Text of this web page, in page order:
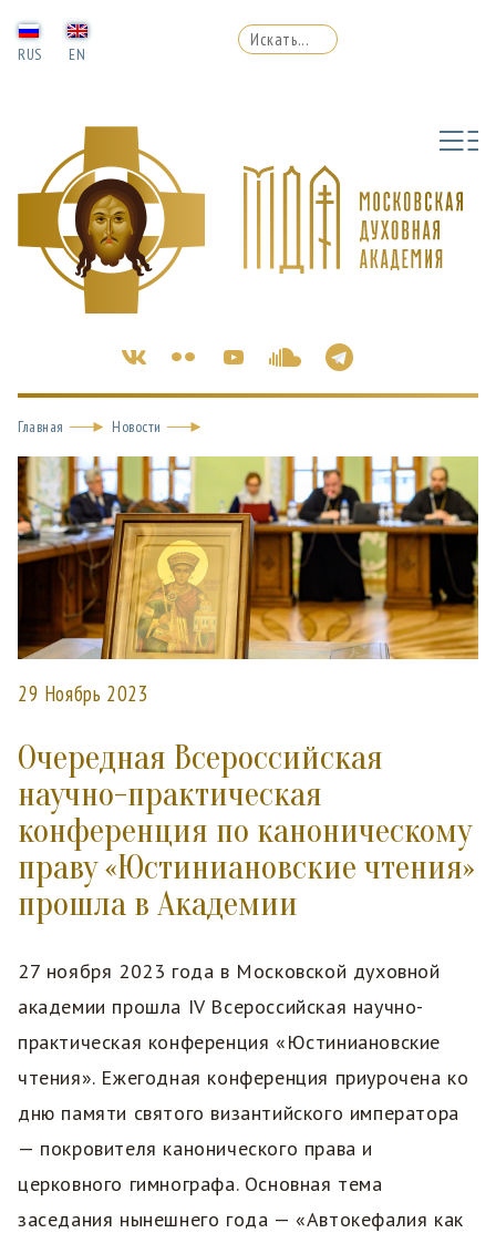
RUS EN
Главная Новости
29 Ноябрь 2023
Очередная Всероссийская
научно-практическая
конференция по каноническому
праву «Юстиниановские чтения»
прошла в Академии
27 ноября 2023 года в Московской духовной
академии прошла IV Всероссийская научно-
практическая конференция «Юстиниановские
чтения». Ежегодная конференция приурочена ко
дню памяти святого византийского императора
— покровителя канонического права и
церковного гимнографа. Основная тема
заседания нынешнего года — «Автокефалия как